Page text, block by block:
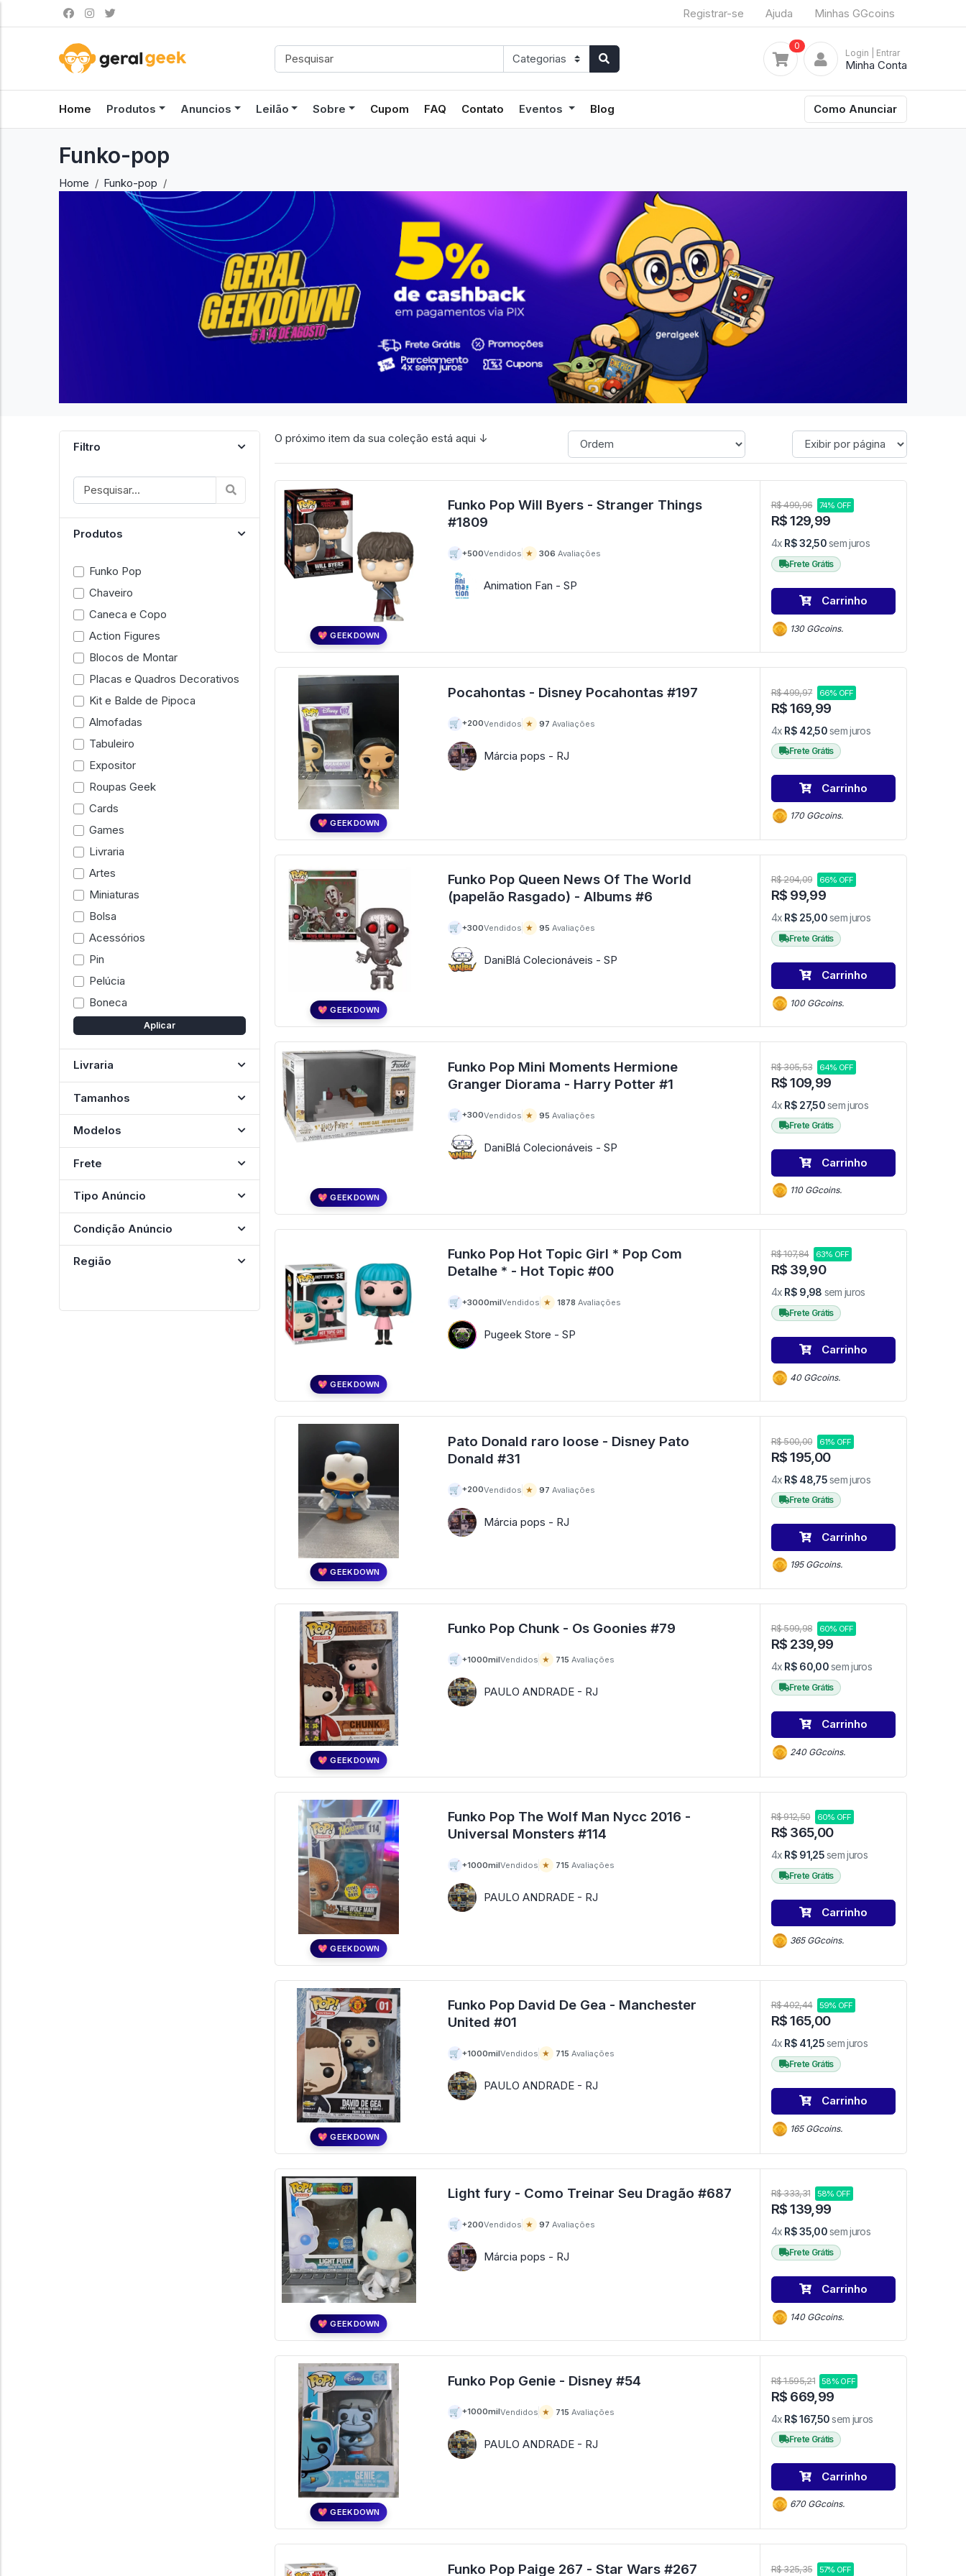
Registrar-se Ajuda Minhas GGcoins
0
Login | Entrar
Minha Conta
Home Produtos Anuncios Leilão Sobre Cupom FAQ Contato Eventos Blog Como Anunciar
Funko-pop
Home Funko-pop
Filtro
Produtos
Funko Pop
Chaveiro
Caneca e Copo
Action Figures
Blocos de Montar
Placas e Quadros Decorativos
Kit e Balde de Pipoca
Almofadas
Tabuleiro
Expositor
Roupas Geek
Cards
Games
Livraria
Artes
Miniaturas
Bolsa
Acessórios
Pin
Pelúcia
Boneca
Aplicar
Livraria
Tamanhos
Modelos
Frete
Tipo Anúncio
Condição Anúncio
Região
O próximo item da sua coleção está aqui ↓
💖 GEEKDOWN
Funko Pop Will Byers - Stranger Things
#1809
🛒 +500Vendidos ★ 306 Avaliações
Animation Fan - SP
R$ 499,96 74% OFF
R$ 129,99
4x R$ 32,50sem juros
Frete Grátis
Carrinho
130 GGcoins.
💖 GEEKDOWN
Pocahontas - Disney Pocahontas #197
🛒 +200Vendidos ★ 97 Avaliações
Márcia pops - RJ
R$ 499,97 66% OFF
R$ 169,99
4x R$ 42,50sem juros
Frete Grátis
Carrinho
170 GGcoins.
💖 GEEKDOWN
Funko Pop Queen News Of The World
(papelão Rasgado) - Albums #6
🛒 +300Vendidos ★ 95 Avaliações
DaniBlá Colecionáveis - SP
R$ 294,09 66% OFF
R$ 99,99
4x R$ 25,00sem juros
Frete Grátis
Carrinho
100 GGcoins.
💖 GEEKDOWN
Funko Pop Mini Moments Hermione
Granger Diorama - Harry Potter #1
🛒 +300Vendidos ★ 95 Avaliações
DaniBlá Colecionáveis - SP
R$ 305,53 64% OFF
R$ 109,99
4x R$ 27,50sem juros
Frete Grátis
Carrinho
110 GGcoins.
💖 GEEKDOWN
Funko Pop Hot Topic Girl * Pop Com
Detalhe * - Hot Topic #00
🛒 +3000milVendidos ★ 1878 Avaliações
Pugeek Store - SP
R$ 107,84 63% OFF
R$ 39,90
4x R$ 9,98 sem juros
Frete Grátis
Carrinho
40 GGcoins.
💖 GEEKDOWN
Pato Donald raro loose - Disney Pato
Donald #31
🛒 +200Vendidos ★ 97 Avaliações
Márcia pops - RJ
R$ 500,00 61% OFF
R$ 195,00
4x R$ 48,75sem juros
Frete Grátis
Carrinho
195 GGcoins.
💖 GEEKDOWN
Funko Pop Chunk - Os Goonies #79
🛒 +1000milVendidos ★ 715 Avaliações
PAULO ANDRADE - RJ
R$ 599,98 60% OFF
R$ 239,99
4x R$ 60,00sem juros
Frete Grátis
Carrinho
240 GGcoins.
💖 GEEKDOWN
Funko Pop The Wolf Man Nycc 2016 -
Universal Monsters #114
🛒 +1000milVendidos ★ 715 Avaliações
PAULO ANDRADE - RJ
R$ 912,50 60% OFF
R$ 365,00
4x R$ 91,25sem juros
Frete Grátis
Carrinho
365 GGcoins.
💖 GEEKDOWN
Funko Pop David De Gea - Manchester
United #01
🛒 +1000milVendidos ★ 715 Avaliações
PAULO ANDRADE - RJ
R$ 402,44 59% OFF
R$ 165,00
4x R$ 41,25sem juros
Frete Grátis
Carrinho
165 GGcoins.
💖 GEEKDOWN
Light fury - Como Treinar Seu Dragão #687
🛒 +200Vendidos ★ 97 Avaliações
Márcia pops - RJ
R$ 333,31 58% OFF
R$ 139,99
4x R$ 35,00sem juros
Frete Grátis
Carrinho
140 GGcoins.
💖 GEEKDOWN
Funko Pop Genie - Disney #54
🛒 +1000milVendidos ★ 715 Avaliações
PAULO ANDRADE - RJ
R$ 1.595,21 58% OFF
R$ 669,99
4x R$ 167,50sem juros
Frete Grátis
Carrinho
670 GGcoins.
Funko Pop Paige 267 - Star Wars #267 R$ 325,35 57% OFF